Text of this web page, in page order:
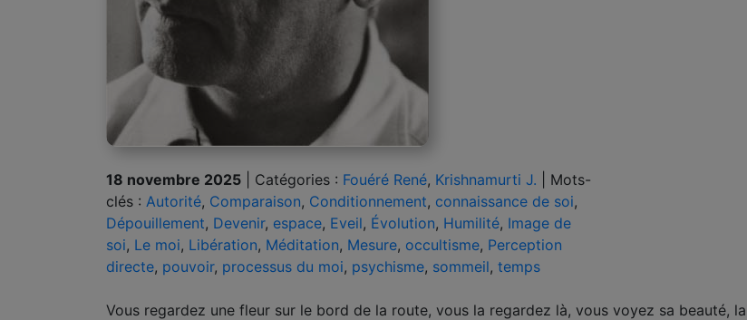
18 novembre 2025 Catégories : Fouéré René, Krishnamurti J.
Mots-
clés : Autorité, Comparaison, Conditionnement, connaissance de soi,
Dépouillement, Devenir, espace, Eveil, Évolution, Humilité, Image de
soi, Le moi, Libération, Méditation, Mesure, occultisme, Perception
directe, pouvoir, processus du moi, psychisme, sommeil, temps
Vous regardez une fleur sur le bord de la route, vous la regardez là, vous voyez sa beauté, la